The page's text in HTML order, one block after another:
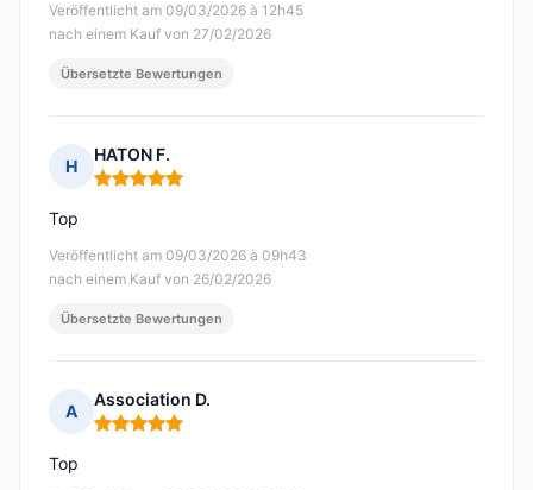
Veröffentlicht am 09/03/2026 à 12h45
nach einem Kauf von 27/02/2026
Übersetzte Bewertungen
H
HATON F.
Hinweis: 5 von 5
Veröffentlicht am 09/03/2026 à 09h43
nach einem Kauf von 26/02/2026
Top
Übersetzte Bewertungen
A
Association D.
Hinweis: 5 von 5
Top